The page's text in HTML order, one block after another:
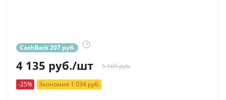
CashBack 207 руб. ?
4 135 руб./шт 5 169 руб.
-25% Экономия 1 034 руб.